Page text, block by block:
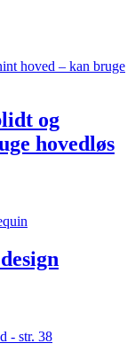
og
hovedløs